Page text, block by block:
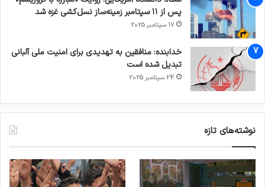
پس از ۱۱ سپتامبر زمینه‌ساز نسل‌کشی غزه شد
17 سپتامبر 2025
خدابنده: منافقین به تهدیدی برای امنیت ملی آلبانی
تبدیل شده است
24 سپتامبر 2025
نوشته‌های تازه